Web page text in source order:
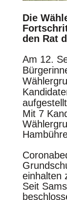
Die
den Rat
Am 12.
Mit 7
einhalten
Seit